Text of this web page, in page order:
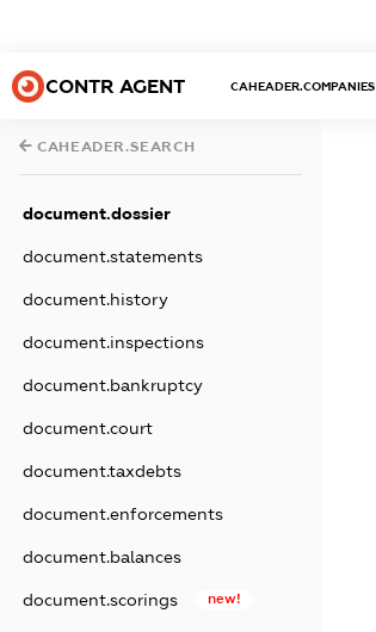
CONTR AGENT CAHEADER.COMPANIES
CAHEADER.SEARCH
document.dossier
document.statements
document.history
document.inspections
document.bankruptcy
document.court
document.taxdebts
document.enforcements
document.balances
document.scorings new!